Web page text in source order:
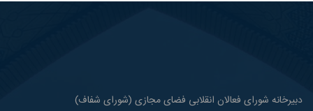
دبیرخانه شورای فعالان انقلابی فضای مجازی (شورای شفاف)